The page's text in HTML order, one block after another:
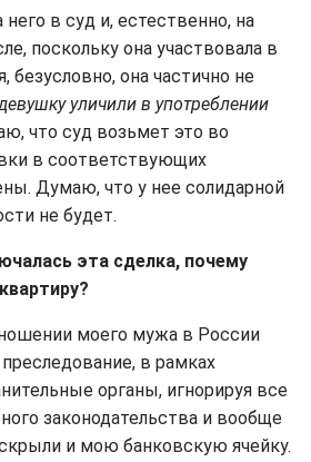
в суд и, естественно, на
поскольку она участвовала в
безусловно, она частично не
уличили в употреблении
что суд возьмет это во
в соответствующих
Думаю, что у нее солидарной
не будет.
эта сделка, почему
моего мужа в России
в рамках
органы, игнорируя все
законодательства и вообще
и мою банковскую ячейку.